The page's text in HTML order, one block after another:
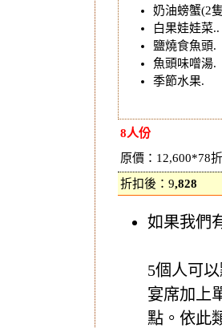
奶油螃蟹(2
白果娃娃菜..
鹽燒食魚頭.
魚頭味噌湯.
季節水果.
8人份
原價：12,600*78折
折扣後：9,828
如果我們
5個人可
宴席加上
點。依此